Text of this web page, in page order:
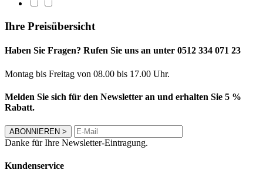
Ihre Preisübersicht
Haben Sie Fragen? Rufen Sie uns an unter 0512 334 071 23
Montag bis Freitag von 08.00 bis 17.00 Uhr.
Melden Sie sich für den Newsletter an und erhalten Sie 5 %
Rabatt.
ABONNIEREN >
Danke für Ihre Newsletter-Eintragung.
Kundenservice